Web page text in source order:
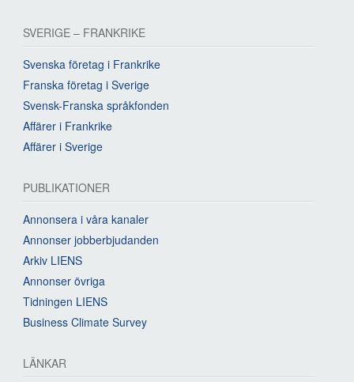
SVERIGE – FRANKRIKE
Svenska företag i Frankrike
Franska företag i Sverige
Svensk-Franska språkfonden
Affärer i Frankrike
Affärer i Sverige
PUBLIKATIONER
Annonsera i våra kanaler
Annonser jobberbjudanden
Arkiv LIENS
Annonser övriga
Tidningen LIENS
Business Climate Survey
LÄNKAR